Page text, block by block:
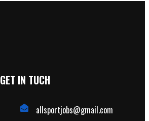
GET IN TUCH
allsportjobs@gmail.com